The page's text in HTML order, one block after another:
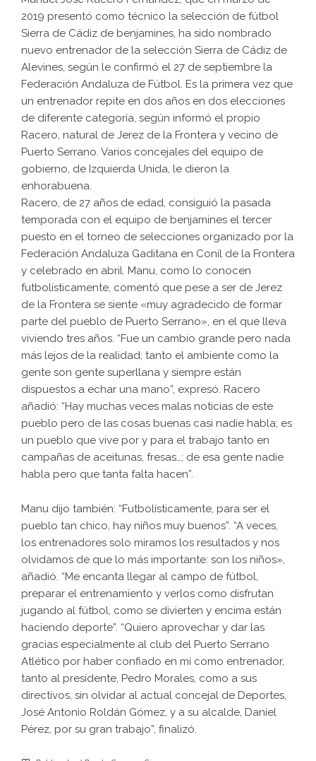
2019 presentó como técnico la selección de fútbol
Sierra de Cádiz de benjamines, ha sido nombrado
nuevo entrenador de la selección Sierra de Cádiz de
Alevines, según le confirmó el 27 de septiembre la
Federación Andaluza de Fútbol. Es la primera vez que
un entrenador repite en dos años en dos elecciones
de diferente categoría, según informó el propio
Racero, natural de Jerez de la Frontera y vecino de
Puerto Serrano. Varios concejales del equipo de
gobierno, de Izquierda Unida, le dieron la
enhorabuena.
Racero, de 27 años de edad, consiguió la pasada
temporada con el equipo de benjamines el tercer
puesto en el torneo de selecciones organizado por la
Federación Andaluza Gaditana en Conil de la Frontera
y celebrado en abril. Manu, como lo conocen
futbolísticamente, comentó que pese a ser de Jerez
de la Frontera se siente «muy agradecido de formar
parte del pueblo de Puerto Serrano», en el que lleva
viviendo tres años. “Fue un cambio grande pero nada
más lejos de la realidad; tanto el ambiente como la
gente son gente superllana y siempre están
dispuestos a echar una mano”, expresó. Racero
añadió: “Hay muchas veces malas noticias de este
pueblo pero de las cosas buenas casi nadie habla; es
un pueblo que vive por y para el trabajo tanto en
campañas de aceitunas, fresas…; de esa gente nadie
habla pero que tanta falta hacen”.
Manu dijo también: “Futbolísticamente, para ser el
pueblo tan chico, hay niños muy buenos”. “A veces,
los entrenadores solo miramos los resultados y nos
olvidamos de que lo más importante: son los niños»,
añadió. “Me encanta llegar al campo de fútbol,
preparar el entrenamiento y verlos como disfrutan
jugando al fútbol, como se divierten y encima están
haciendo deporte”. “Quiero aprovechar y dar las
gracias especialmente al club del Puerto Serrano
Atlético por haber confiado en mí como entrenador,
tanto al presidente, Pedro Morales, como a sus
directivos, sin olvidar al actual concejal de Deportes,
José Antonio Roldán Gómez, y a su alcalde, Daniel
Pérez, por su gran trabajo”, finalizó.